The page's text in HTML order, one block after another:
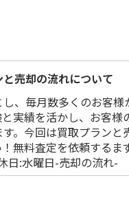
売却の流れについて
、毎月数多くのお客
実績を活かし、お客
。今回は買取プラン
無料査定を依頼する
日:水曜日-売却の流